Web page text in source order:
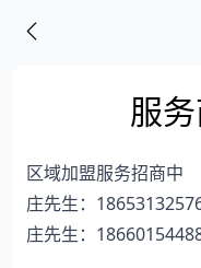
服
区域加盟服务招商中
庄先生：
庄先生：